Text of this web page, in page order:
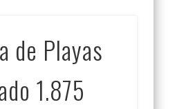
de Playas
1.875